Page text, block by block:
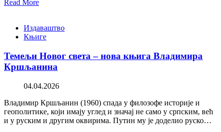
Read More
Издаваштво
Књиге
Темељи Новог света – нова књига Владимира
Кршљанина
04.04.2026
Владимир Кршљанин (1960) спада у филозофе историје и
геополитике, који имају углед и значај не само у српским, већ
и у руским и другим оквирима. Путин му је доделио руско…